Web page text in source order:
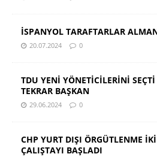
İSPANYOL TARAFTARLAR
20.07.2024 0
TDU YENİ YÖNETİCİLERİNİ
TEKRAR BAŞKAN
29.06.2024 0
CHP YURT DIŞI ÖRGÜTLENME
ÇALIŞTAYI BAŞLADI